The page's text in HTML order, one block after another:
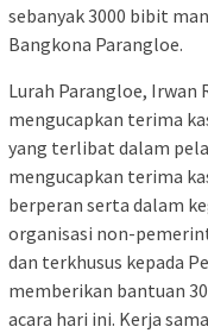
sebanyak 3000 bibit
Bangkona Parangloe.
Lurah Parangloe, Irwan
mengucapkan terima
yang terlibat dalam
mengucapkan terima
berperan serta dalam
organisasi non-
dan terkhusus kepada
memberikan bantuan
acara hari ini. Kerja